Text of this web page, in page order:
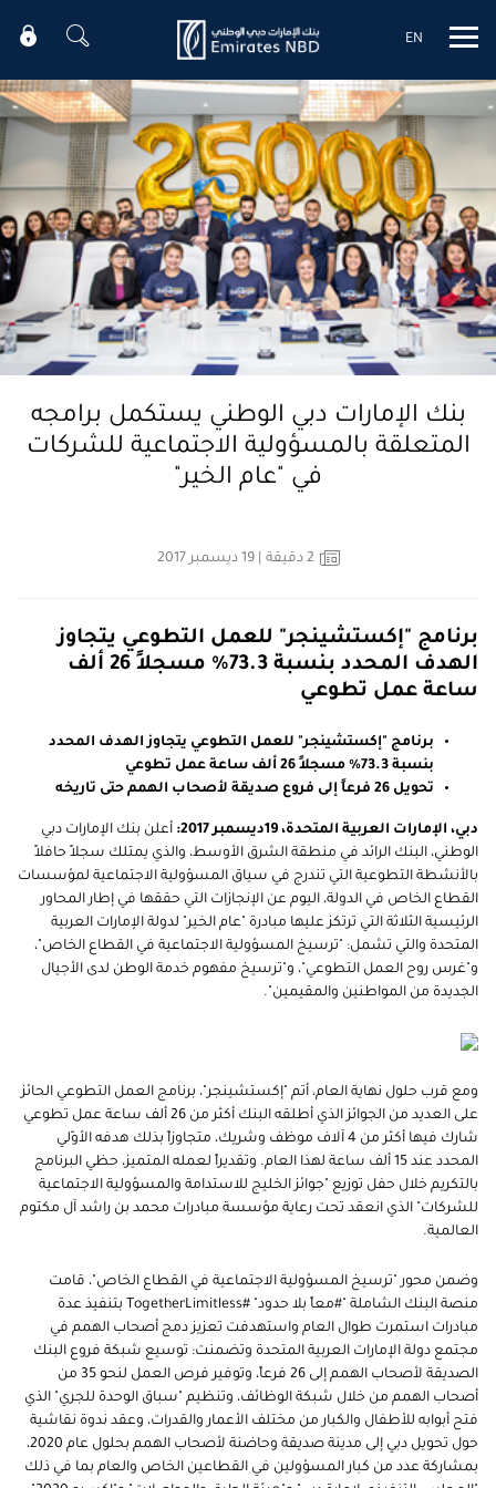
Mobile menu
EN
بنك الإمارات دبي الوطني يستكمل برامجه
المتعلقة بالمسؤولية الاجتماعية للشركات
في "عام الخير"
2 دقيقة | 19 ديسمبر 2017
برنامج "إكستشينجر" للعمل التطوعي يتجاوز
الهدف المحدد بنسبة 73.3% مسجلاً 26 ألف
ساعة عمل تطوعي
برنامج "إكستشينجر" للعمل التطوعي يتجاوز الهدف المحدد
بنسبة 73.3% مسجلاً 26 ألف ساعة عمل تطوعي
تحويل 26 فرعاً إلى فروع صديقة لأصحاب الهمم حتى تاريخه
دبي، الإمارات العربية المتحدة، 19 ديسمبر 2017:
أعلن بنك الإمارات دبي
الوطني، البنك الرائد في منطقة الشرق الأوسط، والذي يمتلك سجلاً حافلاً
بالأنشطة التطوعية التي تندرج في سياق المسؤولية الاجتماعية لمؤسسات
القطاع الخاص في الدولة، اليوم عن الإنجازات التي حققها في إطار المحاور
الرئيسية الثلاثة التي ترتكز عليها مبادرة "عام الخير" لدولة الإمارات العربية
المتحدة والتي تشمل: "ترسيخ المسؤولية الاجتماعية في القطاع الخاص"،
و"غرس روح العمل التطوعي"، و"ترسيخ مفهوم خدمة الوطن لدى الأجيال
الجديدة من المواطنين والمقيمين".
ومع قرب حلول نهاية العام، أتم "إكستشينجر"، برنامج العمل التطوعي الحائز
على العديد من الجوائز الذي أطلقه البنك أكثر من 26 ألف ساعة عمل تطوعي
شارك فيها أكثر من 4 آلاف موظف وشريك، متجاوزاً بذلك هدفه الأوّلي
المحدد عند 15 ألف ساعة لهذا العام. وتقديراً لعمله المتميز، حظي البرنامج
بالتكريم خلال حفل توزيع "جوائز الخليج للاستدامة والمسؤولية الاجتماعية
للشركات" الذي انعقد تحت رعاية مؤسسة مبادرات محمد بن راشد آل مكتوم
العالمية.
وضمن محور "ترسيخ المسؤولية الاجتماعية في القطاع الخاص"، قامت
منصة البنك الشاملة "#معاً بلا حدود" #TogetherLimitless
بتنفيذ عدة
مبادرات استمرت طوال العام واستهدفت تعزيز دمج أصحاب الهمم في
مجتمع دولة الإمارات العربية المتحدة وتضمنت: توسيع شبكة فروع البنك
الصديقة لأصحاب الهمم إلى 26 فرعاً، وتوفير فرص العمل لنحو 35 من
أصحاب الهمم من خلال شبكة الوظائف، وتنظيم "سباق الوحدة للجري" الذي
فتح أبوابه للأطفال والكبار من مختلف الأعمار والقدرات، وعقد ندوة نقاشية
حول تحويل دبي إلى مدينة صديقة وحاضنة لأصحاب الهمم بحلول عام 2020،
بمشاركة عدد من كبار المسؤولين في القطاعين الخاص والعام بما في ذلك